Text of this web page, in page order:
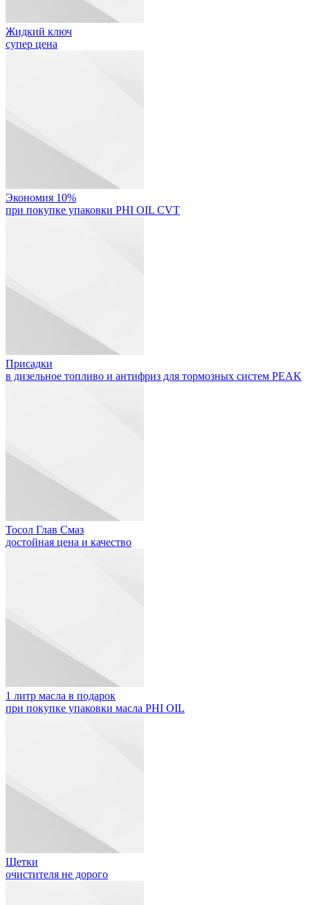
Жидкий ключ
супер цена
Экономия 10%
при покупке упаковки PHI OIL CVT
Присадки
в дизельное топливо и антифриз для тормозных систем PEAK
Тосол Глав Смаз
достойная цена и качество
1 литр масла в подарок
при покупке упаковки масла PHI OIL
Щетки
очистителя не дорого